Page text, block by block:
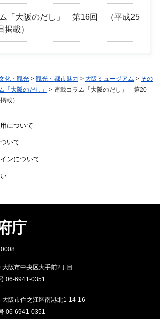
「大阪のだし」 第16回 （平成25
掲載）
化・観光 > 観光・都市魅力 > 大阪ミュージアム > その
「大阪のだし」
> 連載コラム「大阪のだし」 第20
載）
について
いて
ンについて
庁
阪市中央区大手前2丁目
06-6941-0351
阪市住之江区南港北1-14-16
06-6941-0351